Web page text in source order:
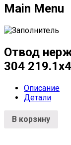
Main Menu
Отвод
304 219.1х4
Описание
Детали
В корзину